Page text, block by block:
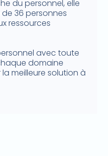
du personnel, elle
36 personnes
ressources
avec toute
domaine
meilleure solution à